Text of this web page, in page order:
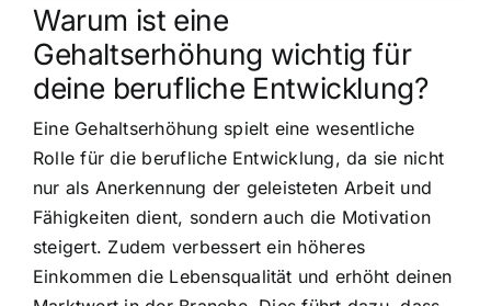
Warum ist eine
Gehaltserhöhung wichtig für
deine berufliche Entwicklung?
Eine Gehaltserhöhung spielt eine wesentliche
Rolle für die berufliche Entwicklung, da sie nicht
nur als Anerkennung der geleisteten Arbeit und
Fähigkeiten dient, sondern auch die Motivation
steigert. Zudem verbessert ein höheres
Einkommen die Lebensqualität und erhöht deinen